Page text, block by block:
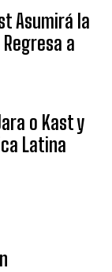
Asumirá la
a
o Kast y
Latina